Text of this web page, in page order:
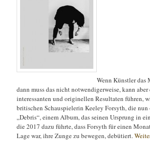
Wenn Künstler das
dann muss das nicht notwendigerweise, kann aber
interessanten und originellen Resultaten führen,
britischen Schauspielerin Keeley Forsyth, die
„Debris“, einem Album, das seinen Ursprung in
die 2017 dazu führte, dass Forsyth für einen
Lage war, ihre Zunge zu bewegen, debütiert.